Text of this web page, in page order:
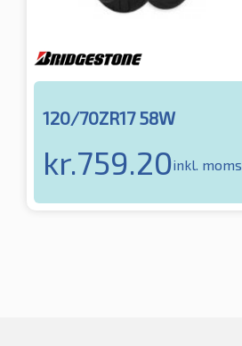
120/70ZR17 58W
kr.759.20inkl. moms